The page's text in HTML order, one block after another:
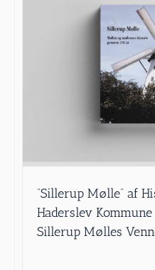
”Sillerup Mølle” af
Haderslev
Sillerup Mølles